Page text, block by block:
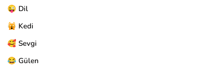
😜 Dil
🙀 Kedi
🥰 Sevgi
😂 Gülen